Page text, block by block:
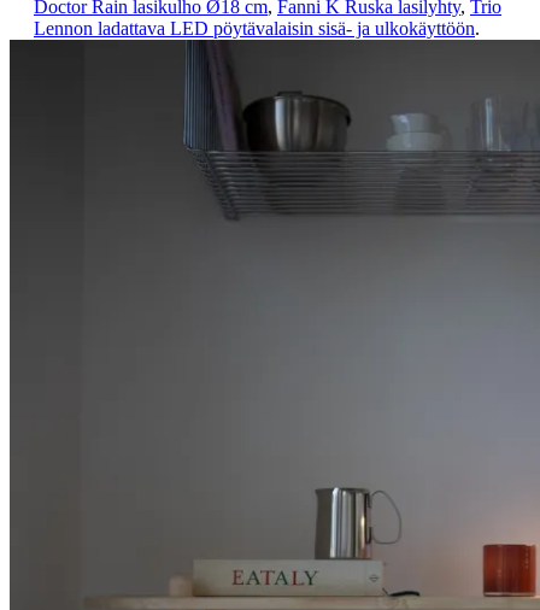
Doctor Rain lasikulho Ø18 cm, Fanni K Ruska lasilyhty, Trio
Lennon ladattava LED pöytävalaisin sisä- ja ulkokäyttöön.